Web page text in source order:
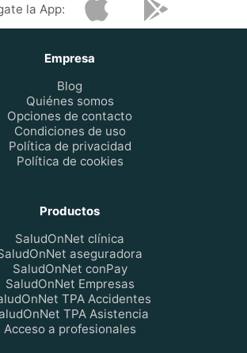
la App:
Empresa
Blog
Quiénes somos
Opciones de contacto
Condiciones de uso
Política de privacidad
Política de cookies
Productos
SaludOnNet clínica
aseguradora
SaludOnNet conPay
SaludOnNet Empresas
TPA Accidentes
TPA Asistencia
Acceso a profesionales